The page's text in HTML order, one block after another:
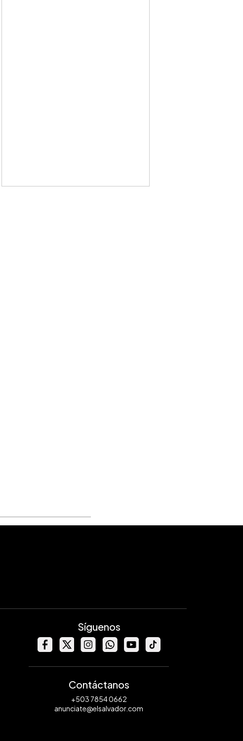
Síguenos
Contáctanos
+503 7854 0662
anunciate@elsalvador.com